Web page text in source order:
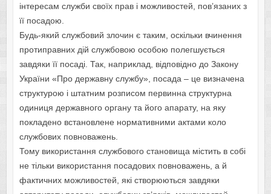
інтересам служби своїх прав і можливостей, пов’язаних з
її посадою.
Будь-який службовий злочин є таким, оскільки вчинення
протиправних дій службовою особою полегшується
завдяки її посаді. Так, наприклад, відповідно до Закону
України «Про державну службу», посада – це визначена
структурою і штатним розписом первинна структурна
одиниця державного органу та його апарату, на яку
покладено встановлене нормативними актами коло
службових повноважень.
Тому використання службового становища містить в собі
не тільки використання посадових повноважень, а й
фактичних можливостей, які створюються завдяки